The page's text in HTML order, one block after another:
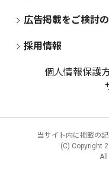
広告掲載をご検討
採用情報
個人情報保護
当サイト内に掲載の
(C) Copyright
All